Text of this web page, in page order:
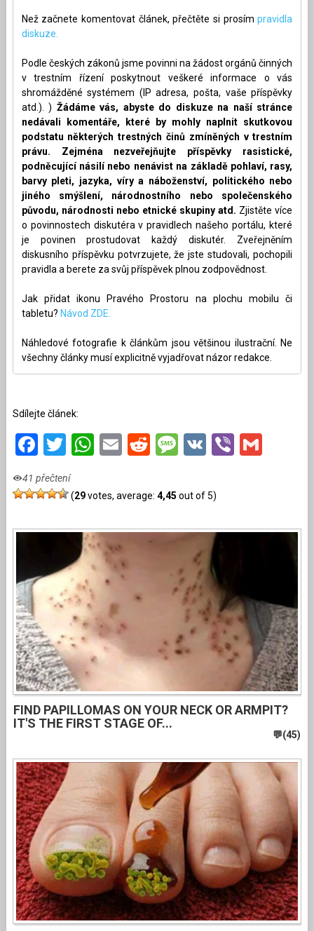
Než začnete komentovat článek, přečtěte si prosímpravidla
diskuze.
Podle českých zákonů jsme povinni na žádost orgánů činných
v trestním řízení poskytnout veškeré informace o vás
shromážděné systémem (IP adresa, pošta, vaše příspěvky
atd.). ) Žádáme vás, abyste do diskuze na naší stránce
nedávali komentáře, které by mohly naplnit skutkovou
podstatu některých trestných činů zmíněných v trestním
právu. Zejména nezveřejňujte příspěvky rasistické,
podněcující násilí nebo nenávist na základě pohlaví, rasy,
barvy pleti, jazyka, víry a náboženství, politického nebo
jiného smýšlení, národnostního nebo společenského
původu, národnosti nebo etnické skupiny atd. Zjistěte více
o povinnostech diskutéra v pravidlech našeho portálu, které
je povinen prostudovat každý diskutér. Zveřejněním
diskusního příspěvku potvrzujete, že jste studovali, pochopili
pravidla a berete za svůj příspěvek plnou zodpovědnost.
Jak přidat ikonu Pravého Prostoru na plochu mobilu či
tabletu? Návod ZDE.
Náhledové fotografie k článkům jsou většinou ilustrační. Ne
všechny články musí explicitně vyjadřovat názor redakce.
Sdílejte článek:
Facebook
Twitter
WhatsApp
EmailRedditMessage
VKViber
41 přečtení
(29votes, average: 4,45 out of 5)
FIND PAPILLOMAS ON YOUR NECK OR ARMPIT?
IT'S THE FIRST STAGE OF...